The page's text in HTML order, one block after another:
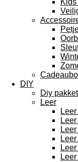
DIY
Diy
Leer